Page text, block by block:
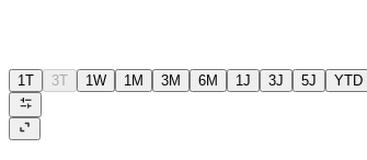
1T 3T 1W 1M 3M 6M 1J 3J 5J YTD